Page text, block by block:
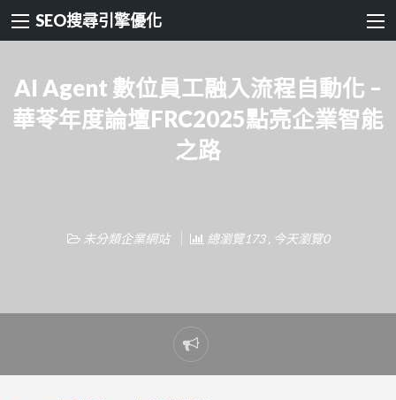
SEO搜尋引擎優化
AI Agent 數位員工融入流程自動化 –
華苓年度論壇FRC2025點亮企業智能
之路
未分類企業網站 總瀏覽173 , 今天瀏覽0
Report
problem